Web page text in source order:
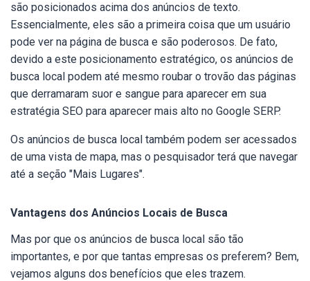
são posicionados acima dos anúncios de texto.
Essencialmente, eles são a primeira coisa que um usuário
pode ver na página de busca e são poderosos. De fato,
devido a este posicionamento estratégico, os anúncios de
busca local podem até mesmo roubar o trovão das páginas
que derramaram suor e sangue para aparecer em sua
estratégia SEO para aparecer mais alto no Google SERP.
Os anúncios de busca local também podem ser acessados
de uma vista de mapa, mas o pesquisador terá que navegar
até a seção "Mais Lugares".
Vantagens dos Anúncios Locais de Busca
Mas por que os anúncios de busca local são tão
importantes, e por que tantas empresas os preferem? Bem,
vejamos alguns dos benefícios que eles trazem.